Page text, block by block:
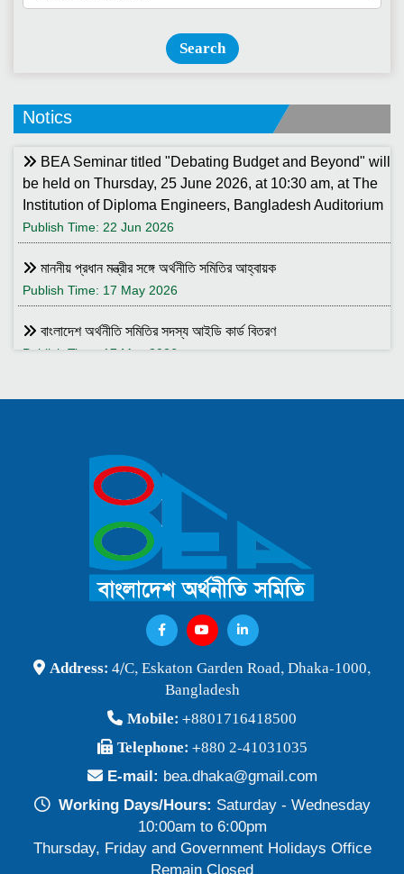
Search
Notics
BEA Seminar titled "Debating Budget and Beyond" will
be held on Thursday, 25 June 2026, at 10:30 am, at The
Institution of Diploma Engineers, Bangladesh Auditorium
Publish Time: 22 Jun 2026
মাননীয় প্রধান মন্ত্রীর সঙ্গে অর্থনীতি সমিতির আহ্বায়ক
Publish Time: 17 May 2026
বাংলাদেশ অর্থনীতি সমিতির সদস্য আইডি কার্ড বিতরণ
Publish Time: 17 May 2026
Publish Time: 25 Jan 2026
বাংলাদেশ অর্থনীতি সমিতি ও জগন্নাথ বিশ্ববিদ্যালয় যৌথ আয়োজনে
লোকবক্তৃা ২১ জানুয়ারি ২০২৬
Publish Time: 16 Jan 2026
বেগম খালেদা জিয়ার মৃত্যুতে বাংলাদেশ অর্থনীতি সমিতি গভীরভাবে শোকাহত
BEA Seminar 2025 "Debating Budget and Beyond" 21
June 2025, at 10:00 am, at the CIRDAP Auditorium
Publish Time: 16 Jun 2025
Publish Time: 19 May 2024
প্রাথমিক প্রার্থী তালিকা বাংলাদেশ অর্থনীতি সমিতি নির্বাচন-২০২৪
Publish Time: 17 May 2024
বাংলাদেশ অর্থনীতি সমিতির সদস্যপদ নবায়ন ও নতুন সদস্য অন্তর্ভুক্তি প্রসঙ্গে
Address: 4/C, Eskaton Garden Road, Dhaka-1000,
Bangladesh
Mobile: +8801716418500
Telephone: +880 2-41031035
E-mail: bea.dhaka@gmail.com
Working Days/Hours: Saturday - Wednesday
10:00am to 6:00pm
Thursday, Friday and Government Holidays Office
Remain Closed